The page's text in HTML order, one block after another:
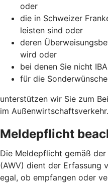
oder
die in Schweizer
leisten sind oder
deren
wird oder
bei denen Sie nicht
für die
unterstützen wir Sie zum
im Außenwirtschaftsverkehr.
Meldepflicht
Die Meldepflicht gemäß
(AWV) dient der Erfassung
egal, ob empfangen oder